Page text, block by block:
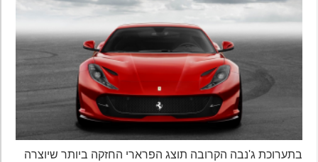
בתערוכת ג'נבה הקרובה תוצג הפרארי החזקה ביותר שיוצרה